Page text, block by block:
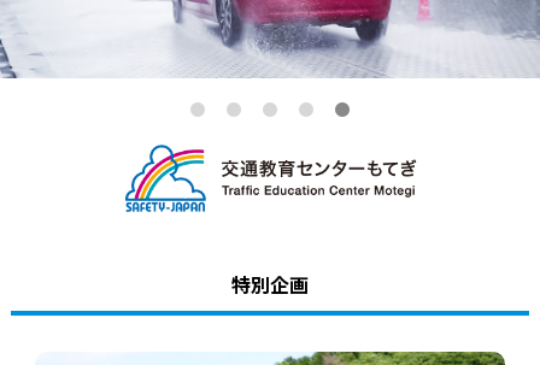
キャンプ
グッズ＆ショップ
料金・チケット
特別企画